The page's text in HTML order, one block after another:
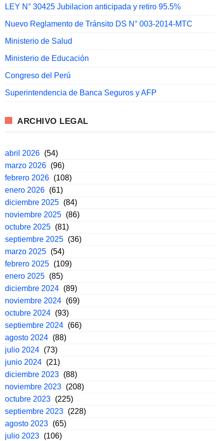
LEY N° 30425 Jubilacion anticipada y retiro 95.5%
Nuevo Reglamento de Tránsito DS N° 003-2014-MTC
Ministerio de Salud
Ministerio de Educación
Congreso del Perú
Superintendencia de Banca Seguros y AFP
ARCHIVO LEGAL
abril 2026 (54)
marzo 2026 (96)
febrero 2026 (108)
enero 2026 (61)
diciembre 2025 (84)
noviembre 2025 (86)
octubre 2025 (81)
septiembre 2025 (36)
marzo 2025 (54)
febrero 2025 (109)
enero 2025 (85)
diciembre 2024 (89)
noviembre 2024 (69)
octubre 2024 (93)
septiembre 2024 (66)
agosto 2024 (88)
julio 2024 (73)
junio 2024 (21)
diciembre 2023 (88)
noviembre 2023 (208)
octubre 2023 (225)
septiembre 2023 (228)
agosto 2023 (65)
julio 2023 (106)